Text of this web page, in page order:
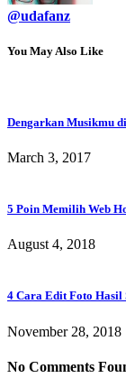
@udafanz
You May Also Like
Dengarkan Musikmu
March 3, 2017
5 Poin Memilih Web
August 4, 2018
4 Cara Edit Foto Hasil
November 28, 2018
No Comments